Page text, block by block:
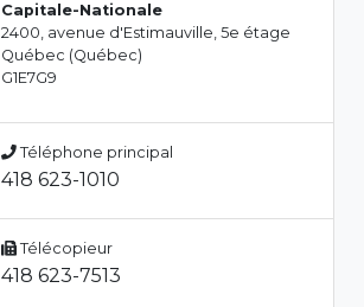
Capitale-Nationale
2400, avenue d'Estimauville, 5e étage
Québec (Québec)
G1E7G9
Téléphone principal
418 623-1010
Télécopieur
418 623-7513